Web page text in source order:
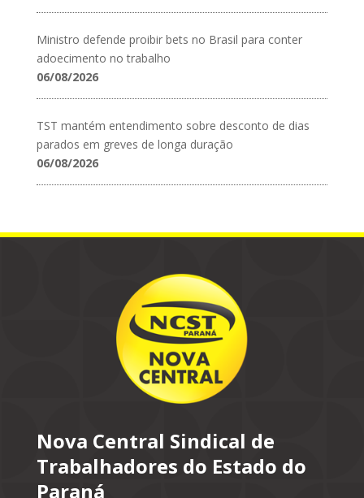
Ministro defende proibir bets no Brasil para conter
adoecimento no trabalho
06/08/2026
TST mantém entendimento sobre desconto de dias
parados em greves de longa duração
06/08/2026
Nova Central Sindical de
Trabalhadores do Estado do
Paraná